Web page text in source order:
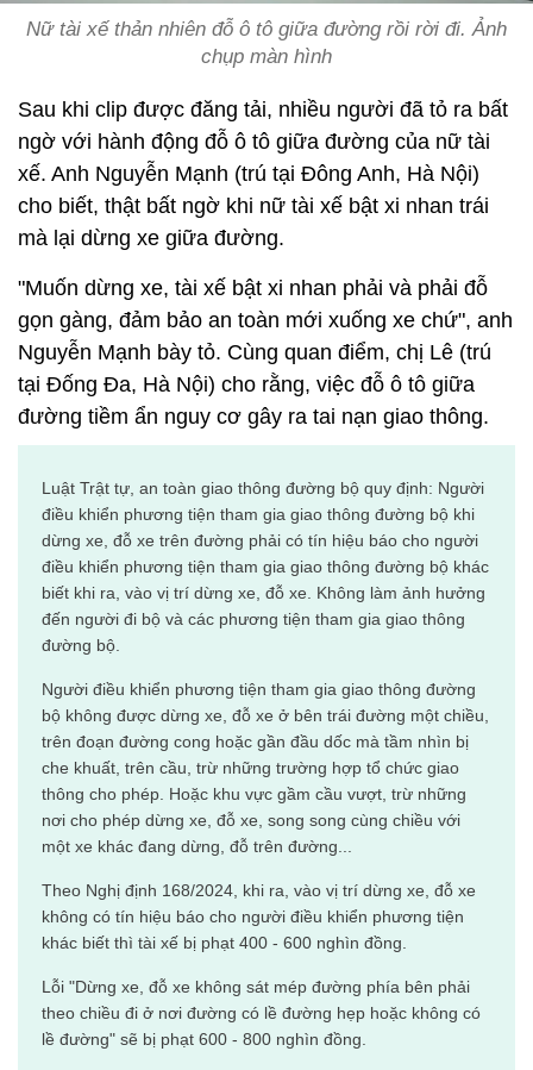
Nữ tài xế thản nhiên đỗ ô tô giữa đường rồi rời đi. Ảnh
chụp màn hình
Sau khi clip được đăng tải, nhiều người đã tỏ ra bất
ngờ với hành động đỗ ô tô giữa đường của nữ tài
xế. Anh Nguyễn Mạnh (trú tại Đông Anh, Hà Nội)
cho biết, thật bất ngờ khi nữ tài xế bật xi nhan trái
mà lại dừng xe giữa đường.
"Muốn dừng xe, tài xế bật xi nhan phải và phải đỗ
gọn gàng, đảm bảo an toàn mới xuống xe chứ", anh
Nguyễn Mạnh bày tỏ. Cùng quan điểm, chị Lê (trú
tại Đống Đa, Hà Nội) cho rằng, việc đỗ ô tô giữa
đường tiềm ẩn nguy cơ gây ra tai nạn giao thông.
Luật Trật tự, an toàn giao thông đường bộ quy định: Người
điều khiển phương tiện tham gia giao thông đường bộ khi
dừng xe, đỗ xe trên đường phải có tín hiệu báo cho người
điều khiển phương tiện tham gia giao thông đường bộ khác
biết khi ra, vào vị trí dừng xe, đỗ xe. Không làm ảnh hưởng
đến người đi bộ và các phương tiện tham gia giao thông
đường bộ.
Người điều khiển phương tiện tham gia giao thông đường
bộ không được dừng xe, đỗ xe ở bên trái đường một chiều,
trên đoạn đường cong hoặc gần đầu dốc mà tầm nhìn bị
che khuất, trên cầu, trừ những trường hợp tổ chức giao
thông cho phép. Hoặc khu vực gầm cầu vượt, trừ những
nơi cho phép dừng xe, đỗ xe, song song cùng chiều với
một xe khác đang dừng, đỗ trên đường...
Theo Nghị định 168/2024, khi ra, vào vị trí dừng xe, đỗ xe
không có tín hiệu báo cho người điều khiển phương tiện
khác biết thì tài xế bị phạt 400 - 600 nghìn đồng.
Lỗi "Dừng xe, đỗ xe không sát mép đường phía bên phải
theo chiều đi ở nơi đường có lề đường hẹp hoặc không có
lề đường" sẽ bị phạt 600 - 800 nghìn đồng.